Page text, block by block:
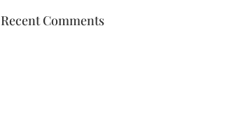
Recent Comments